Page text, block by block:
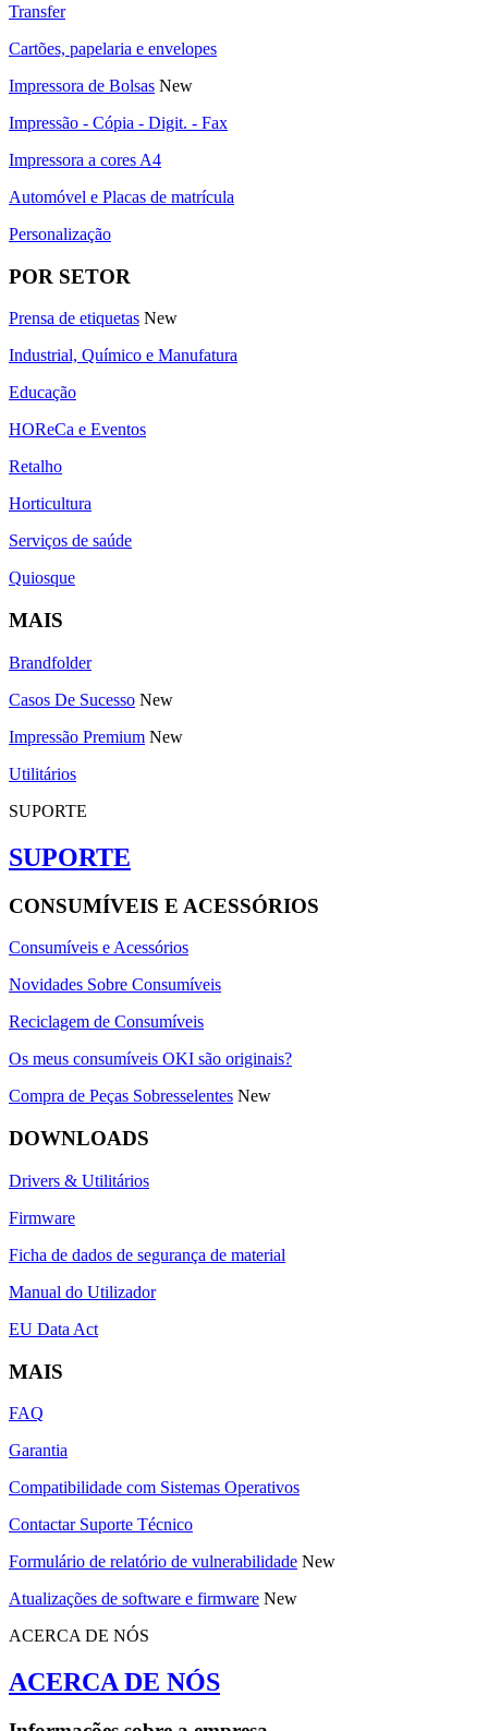
Transfer
Cartões, papelaria e envelopes
Impressora de Bolsas New
Impressão - Cópia - Digit. - Fax
Impressora a cores A4
Automóvel e Placas de matrícula
Personalização
POR SETOR
Prensa de etiquetas New
Industrial, Químico e Manufatura
Educação
HOReCa e Eventos
Retalho
Horticultura
Serviços de saúde
Quiosque
MAIS
Brandfolder
Casos De Sucesso New
Impressão Premium New
Utilitários
SUPORTE
SUPORTE
CONSUMÍVEIS E ACESSÓRIOS
Consumíveis e Acessórios
Novidades Sobre Consumíveis
Reciclagem de Consumíveis
Os meus consumíveis OKI são originais?
Compra de Peças Sobresselentes New
DOWNLOADS
Drivers & Utilitários
Firmware
Ficha de dados de segurança de material
Manual do Utilizador
EU Data Act
MAIS
FAQ
Garantia
Compatibilidade com Sistemas Operativos
Contactar Suporte Técnico
Formulário de relatório de vulnerabilidade New
Atualizações de software e firmware New
ACERCA DE NÓS
ACERCA DE NÓS